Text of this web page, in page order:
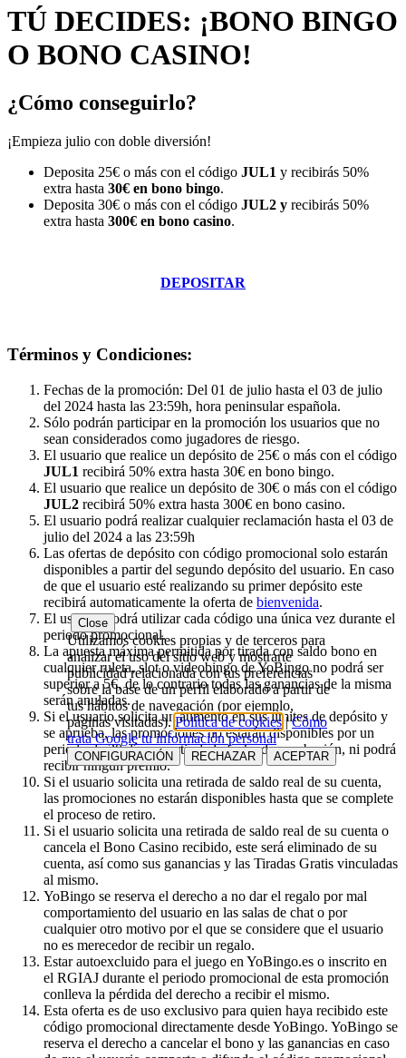
TÚ DECIDES: ¡BONO BINGO
O BONO CASINO!
¿Cómo conseguirlo?
¡Empieza julio con doble diversión!
Deposita 25€ o más con el código JUL1 y recibirás 50%
extra hasta 30€ en bono bingo.
Deposita 30€ o más con el código JUL2 y recibirás 50%
extra hasta 300€ en bono casino.
DEPOSITAR
Términos y Condiciones:
Fechas de la promoción: Del 01 de julio hasta el 03 de julio
del 2024 hasta las 23:59h, hora peninsular española.
Sólo podrán participar en la promoción los usuarios que no
sean considerados como jugadores de riesgo.
El usuario que realice un depósito de 25€ o más con el código
JUL1 recibirá 50% extra hasta 30€ en bono bingo.
El usuario que realice un depósito de 30€ o más con el código
JUL2 recibirá 50% extra hasta 300€ en bono casino.
El usuario podrá realizar cualquier reclamación hasta el 03 de
julio del 2024 a las 23:59h
Las ofertas de depósito con código promocional solo estarán
disponibles a partir del segundo depósito del usuario. En caso
de que el usuario esté realizando su primer depósito este
recibirá automaticamente la oferta de bienvenida.
El usuario podrá utilizar cada código una única vez durante el
periodo promocional.
La apuesta máxima permitida por tirada con saldo bono en
cualquier ruleta, slot o videobingo de YoBingo no podrá ser
superior a 5€, de lo contrario todas las ganancias de la misma
serán anuladas.
Si el usuario solicita un aumento en sus límites de depósito y
se aprueba, las promociones no estarán disponibles por un
periodo de 30 días a partir de la fecha de aprobación, ni podrá
recibir ningún premio.
Si el usuario solicita una retirada de saldo real de su cuenta,
las promociones no estarán disponibles hasta que se complete
el proceso de retiro.
Si el usuario solicita una retirada de saldo real de su cuenta o
cancela el Bono Casino recibido, este será eliminado de su
cuenta, así como sus ganancias y las Tiradas Gratis vinculadas
al mismo.
YoBingo se reserva el derecho a no dar el regalo por mal
comportamiento del usuario en las salas de chat o por
cualquier otro motivo por el que se considere que el usuario
no es merecedor de recibir un regalo.
Estar autoexcluido para el juego en YoBingo.es o inscrito en
el RGIAJ durante el periodo promocional de esta promoción
conlleva la pérdida del derecho a recibir el mismo.
Esta oferta es de uso exclusivo para quien haya recibido este
código promocional directamente desde YoBingo. YoBingo se
reserva el derecho a cancelar el bono y las ganancias en caso
Close
Utilizamos cookies propias y de terceros para
analizar el uso del sitio web y mostrarte
publicidad relacionada con tus preferencias
sobre la base de un perfil elaborado a partir de
tus hábitos de navegación (por ejemplo,
páginas visitadas).Política de cookies|Cómo
trata Google tu información personal
CONFIGURACIÓN RECHAZAR ACEPTAR